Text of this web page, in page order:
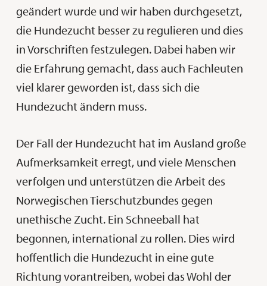
geändert wurde und wir haben durchgesetzt,
die Hundezucht besser zu regulieren und dies
in Vorschriften festzulegen. Dabei haben wir
die Erfahrung gemacht, dass auch Fachleuten
viel klarer geworden ist, dass sich die
Hundezucht ändern muss.
Der Fall der Hundezucht hat im Ausland große
Aufmerksamkeit erregt, und viele Menschen
verfolgen und unterstützen die Arbeit des
Norwegischen Tierschutzbundes gegen
unethische Zucht. Ein Schneeball hat
begonnen, international zu rollen. Dies wird
hoffentlich die Hundezucht in eine gute
Richtung vorantreiben, wobei das Wohl der